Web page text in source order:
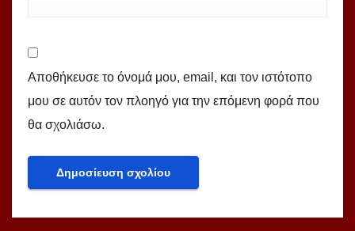
Αποθήκευσε το όνομά μου, email, και τον ιστότοπο
μου σε αυτόν τον πλοηγό για την επόμενη φορά που
θα σχολιάσω.